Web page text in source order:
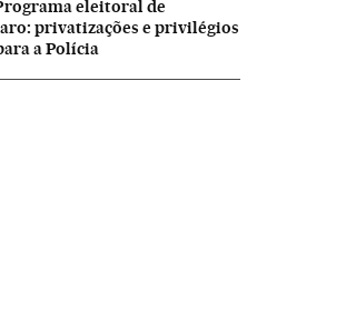
eleitoral de
privatizações e privilégios
a Polícia